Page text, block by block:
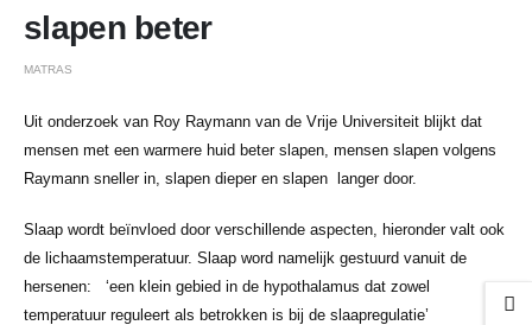
slapen beter
MATRAS
Uit onderzoek van Roy Raymann van de Vrije Universiteit blijkt dat
mensen met een warmere huid beter slapen, mensen slapen volgens
Raymann sneller in, slapen dieper en slapen langer door.
Slaap wordt beïnvloed door verschillende aspecten, hieronder valt ook
de lichaamstemperatuur. Slaap word namelijk gestuurd vanuit de
hersenen: ‘een klein gebied in de hypothalamus dat zowel
temperatuur reguleert als betrokken is bij de slaapregulatie’